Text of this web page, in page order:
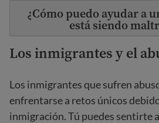
¿Cómo puedo ayudar a
está siendo
Los inmigrantes y el
Los inmigrantes que sufren
enfrentarse a retos únicos
inmigración. Tú puedes sentirte